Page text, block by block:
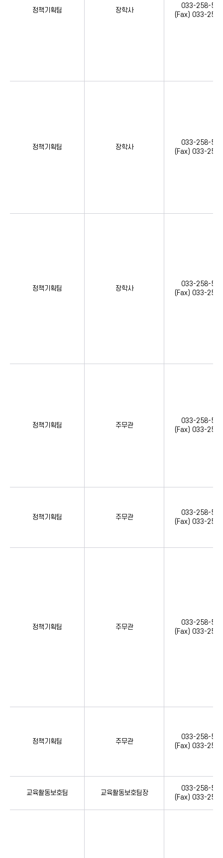
정책기획팀 장학사
033-258-
(Fax) 033-
정책기획팀 장학사
033-258-
(Fax) 033-
정책기획팀 장학사
033-258-
(Fax) 033-
정책기획팀 주무관
033-258-
(Fax) 033-
정책기획팀 주무관
033-258-
(Fax) 033-
정책기획팀 주무관
033-258-
(Fax) 033-
정책기획팀 주무관
033-258-
(Fax) 033-
교육활동보호팀 교육활동보호팀장
033-258-
(Fax) 033-